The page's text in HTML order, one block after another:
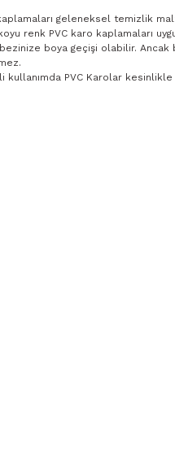
geleneksel temizlik
renk PVC karo kaplamaları
boya geçişi olabilir. Ancak
kullanımda PVC Karolar kesinlikle